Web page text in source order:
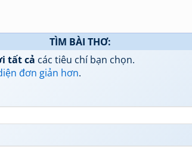
TÌM BÀI THƠ:
tất cả các tiêu chí bạn chọn.
đơn giản hơn.